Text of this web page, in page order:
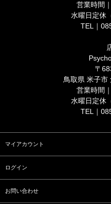
営業時間
水曜日定休
TEL｜
〒
鳥取県 米子市
営業時間
水曜日定休
TEL｜
マイアカウント
ログイン
お問い合わせ